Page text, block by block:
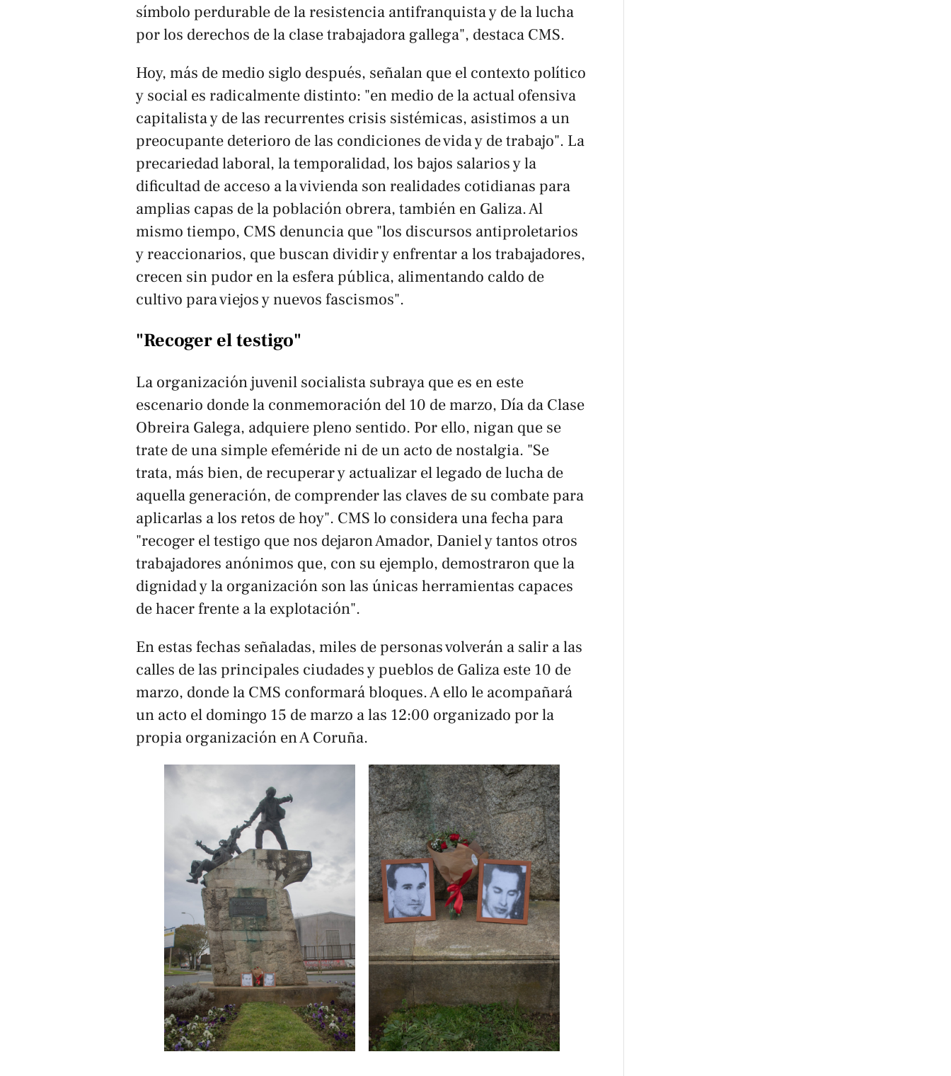
símbolo perdurable de la resistencia antifranquista y de la lucha
por los derechos de la clase trabajadora gallega", destaca CMS.
Hoy, más de medio siglo después, señalan que el contexto político
y social es radicalmente distinto: "en medio de la actual ofensiva
capitalista y de las recurrentes crisis sistémicas, asistimos a un
preocupante deterioro de las condiciones de vida y de trabajo". La
precariedad laboral, la temporalidad, los bajos salarios y la
dificultad de acceso a la vivienda son realidades cotidianas para
amplias capas de la población obrera, también en Galiza. Al
mismo tiempo, CMS denuncia que "los discursos antiproletarios
y reaccionarios, que buscan dividir y enfrentar a los trabajadores,
crecen sin pudor en la esfera pública, alimentando caldo de
cultivo para viejos y nuevos fascismos".
"Recoger el testigo"
La organización juvenil socialista subraya que es en este
escenario donde la conmemoración del 10 de marzo, Día da Clase
Obreira Galega, adquiere pleno sentido. Por ello, nigan que se
trate de una simple efeméride ni de un acto de nostalgia. "Se
trata, más bien, de recuperar y actualizar el legado de lucha de
aquella generación, de comprender las claves de su combate para
aplicarlas a los retos de hoy". CMS lo considera una fecha para
"recoger el testigo que nos dejaron Amador, Daniel y tantos otros
trabajadores anónimos que, con su ejemplo, demostraron que la
dignidad y la organización son las únicas herramientas capaces
de hacer frente a la explotación".
En estas fechas señaladas, miles de personas volverán a salir a las
calles de las principales ciudades y pueblos de Galiza este 10 de
marzo, donde la CMS conformará bloques. A ello le acompañará
un acto el domingo 15 de marzo a las 12:00 organizado por la
propia organización en A Coruña.